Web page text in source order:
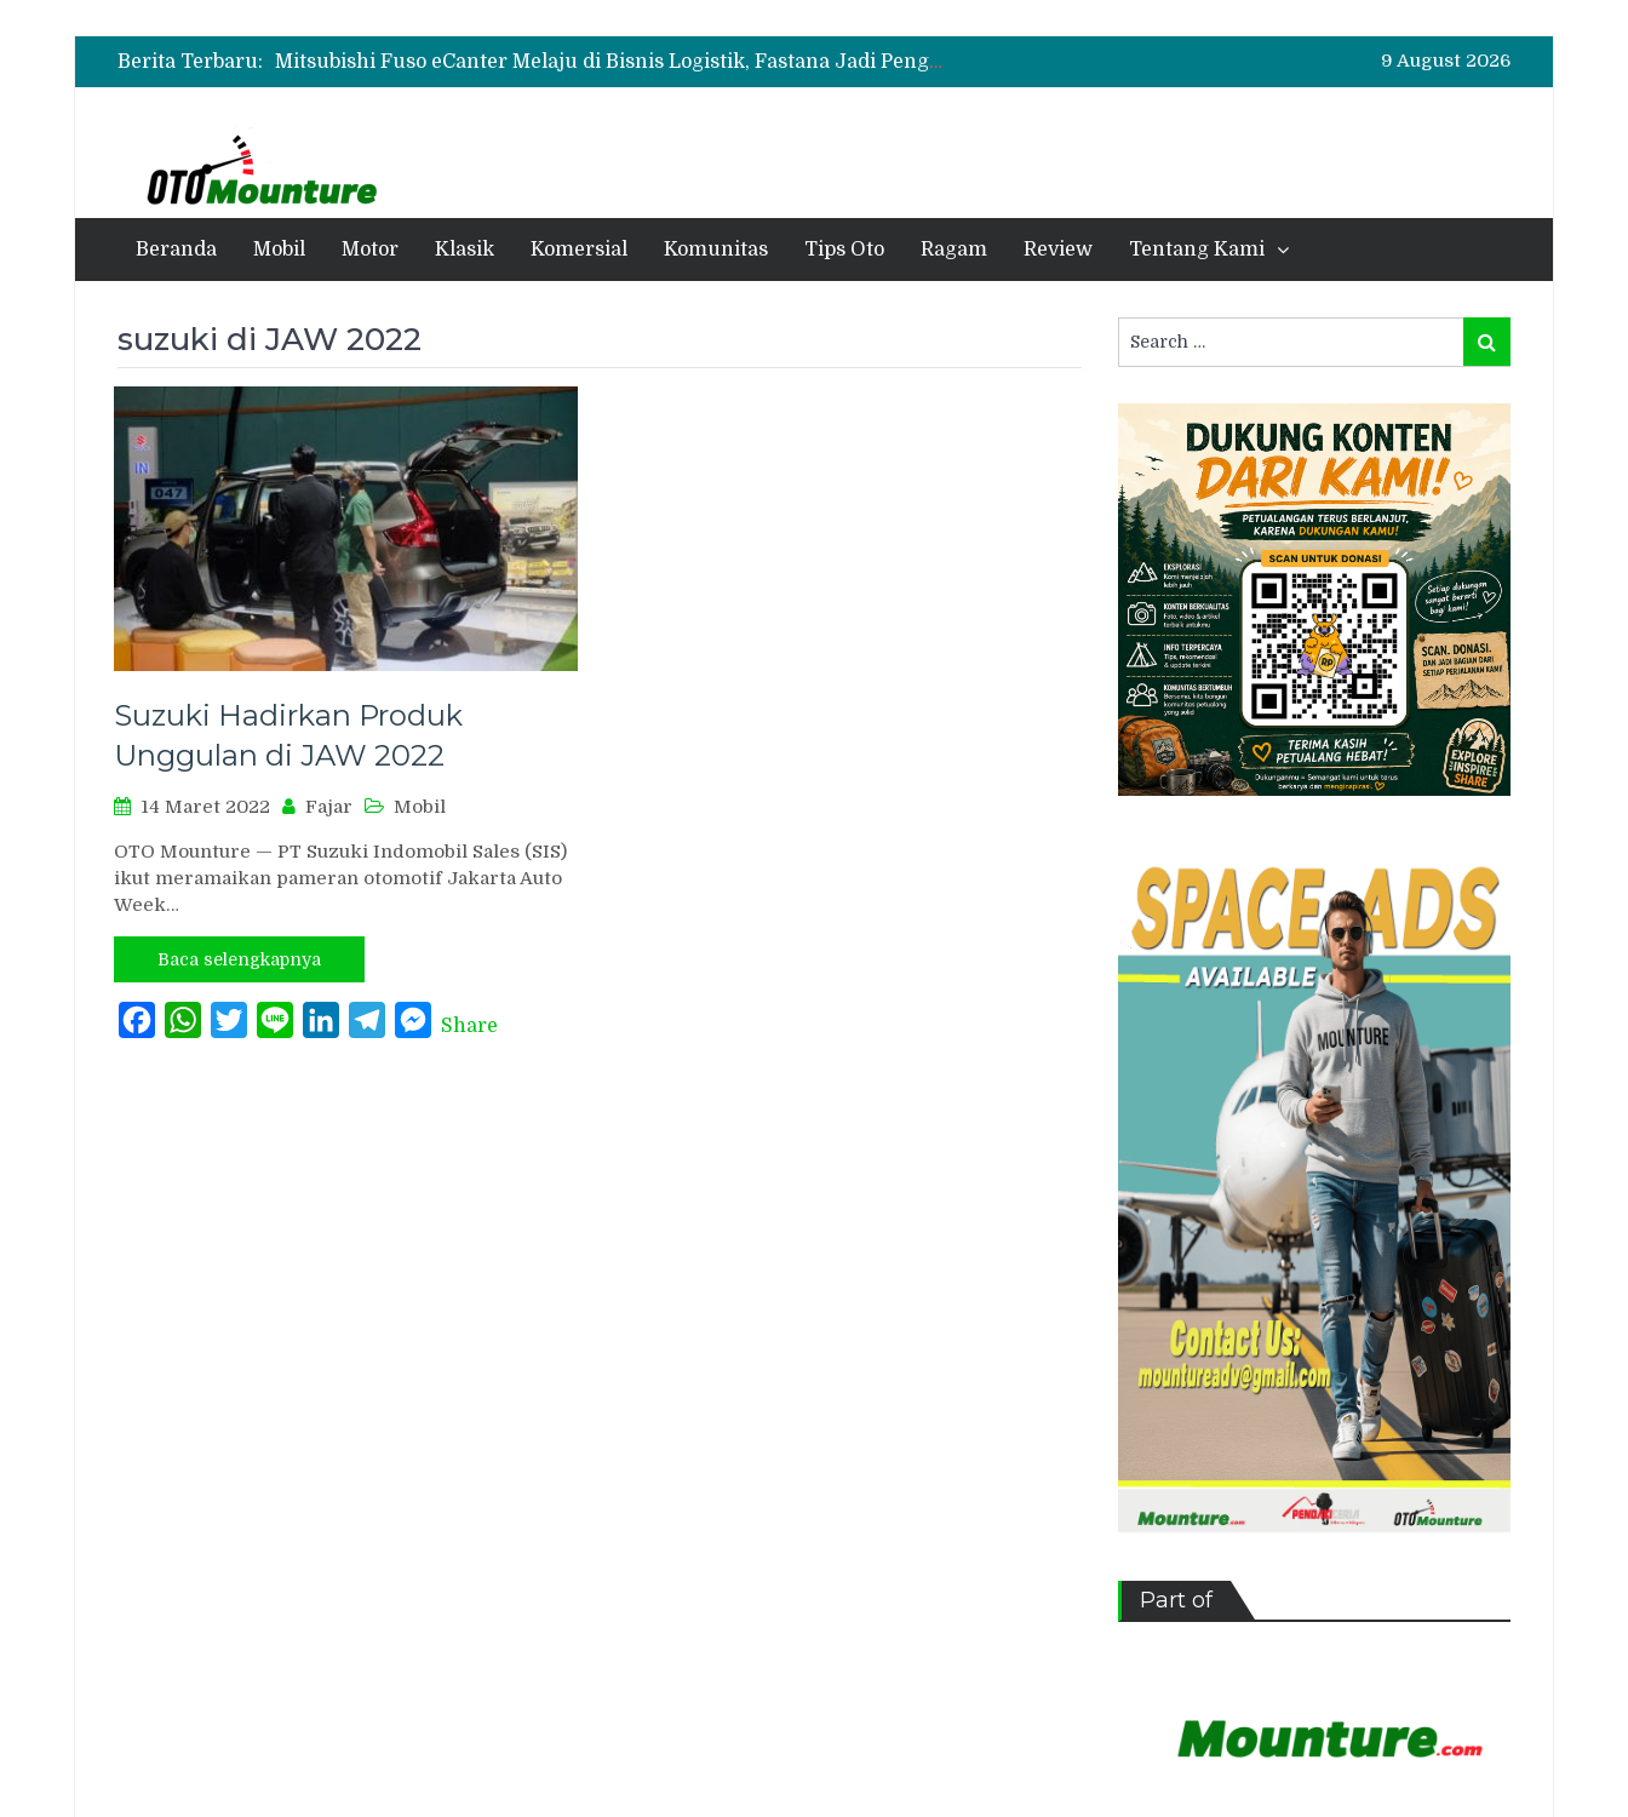
Berita Terbaru:
Mitsubishi Fuso Dorong Armada Minim Downtime lewat VIP Fleet Training 2026
Mitsubishi Fuso eCanter Melaju di Bisnis Logistik, Fastana Jadi Pengguna Baru
Mitsubishi Fuso Perkenalkan Next Generation Zero Down Time di GIIAS 2026
9 August 2026
Beranda Mobil Motor Klasik Komersial Komunitas Tips Oto Ragam Review Tentang Kami
suzuki di JAW 2022
Suzuki Hadirkan Produk
Unggulan di JAW 2022
14 Maret 2022 Fajar Mobil
OTO Mounture — PT Suzuki Indomobil Sales (SIS)
ikut meramaikan pameran otomotif Jakarta Auto
Week…
Baca selengkapnya
FacebookWhatsAppTwitterLine LinkedInTelegramMessenger
Share
for:
Search
Part of